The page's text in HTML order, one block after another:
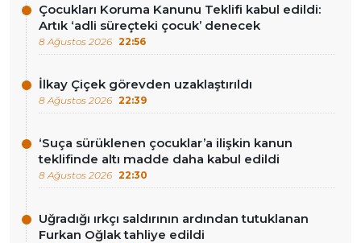
Çocukları Koruma Kanunu Teklifi kabul edildi:
Artık ‘adli süreçteki çocuk’ denecek
8 Ağustos 2026 22:56
İlkay Çiçek görevden uzaklaştırıldı
8 Ağustos 2026 22:39
‘Suça sürüklenen çocuklar’a ilişkin kanun
teklifinde altı madde daha kabul edildi
8 Ağustos 2026 22:30
Uğradığı ırkçı saldırının ardından tutuklanan
Furkan Oğlak tahliye edildi